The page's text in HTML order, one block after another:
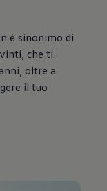
è sinonimo di
che ti
oltre a
il tuo